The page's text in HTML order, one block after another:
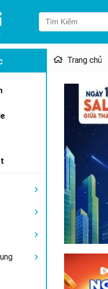
Trang chủ